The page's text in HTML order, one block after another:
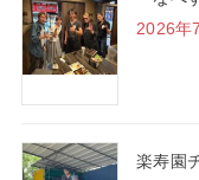
2026年
楽寿園